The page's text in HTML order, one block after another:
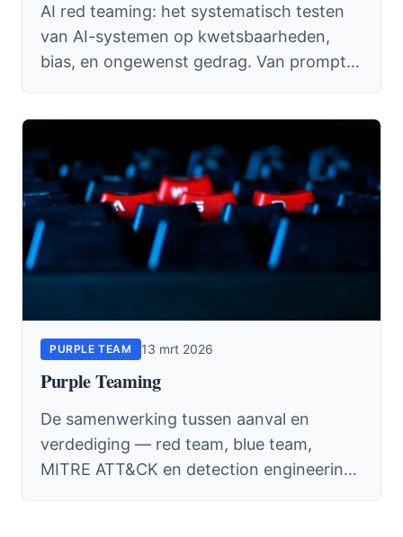
AI red teaming: het systematisch testen
van AI-systemen op kwetsbaarheden,
bias, en ongewenst gedrag. Van prompt
PURPLE TEAM 13 mrt 2026
Purple Teaming
De samenwerking tussen aanval en
verdediging — red team, blue team,
MITRE ATT&CK en detection engineering